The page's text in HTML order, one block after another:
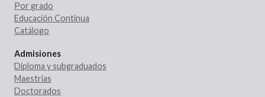
Por grado
Educación Continua
Catálogo
Admisiones
Diploma y subgraduados
Maestrías
Doctorados